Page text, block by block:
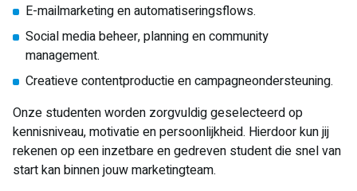
E-mailmarketing en automatiseringsflows.
Social media beheer, planning en community
management.
Creatieve contentproductie en campagneondersteuning.
Onze studenten worden zorgvuldig geselecteerd op
kennisniveau, motivatie en persoonlijkheid. Hierdoor kun jij
rekenen op een inzetbare en gedreven student die snel van
start kan binnen jouw marketingteam.